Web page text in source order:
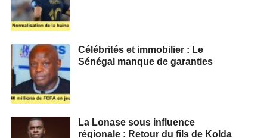
Célébrités et immobilier : Le
Sénégal manque de garanties
La Lonase sous influence
régionale : Retour du fils de Kolda